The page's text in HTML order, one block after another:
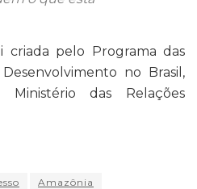
pelo Programa das
no Brasil,
das Relações
Amazônia